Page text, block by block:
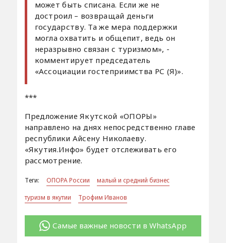
может быть списана. Если же не
достроил – возвращай деньги
государству. Та же мера поддержки
могла охватить и общепит, ведь он
неразрывно связан с туризмом», -
комментирует председатель
«Ассоциации гостеприимства РС (Я)».
***
Предложение Якутской «ОПОРЫ»
направлено на днях непосредственно главе
республики Айсену Николаеву.
«Якутия.Инфо» будет отслеживать его
рассмотрение.
Теги: ОПОРА России
малый и средний бизнес
туризм в якутии
Трофим Иванов
Самые важные новости в WhatsApp